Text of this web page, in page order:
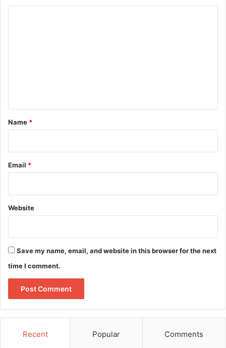
*
Name *
Email *
Website
Save my name, email, and website in this browser for the next
time I comment.
Recent Popular Comments